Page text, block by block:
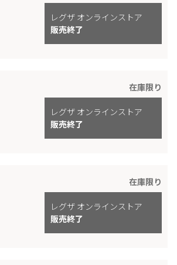
レグザ オンラインストア
販売終了
在庫限り
レグザ オンラインストア
販売終了
在庫限り
レグザ オンラインストア
販売終了